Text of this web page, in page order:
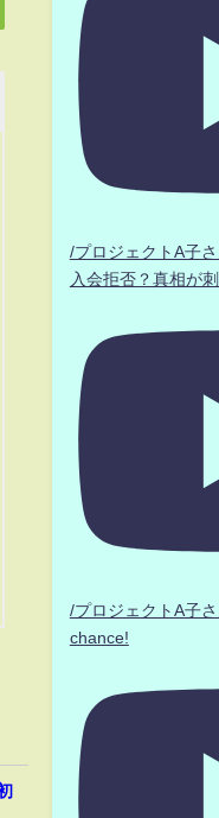
/プロジェクトA
入会拒否？真相が
/プロジェクトA子
chance!